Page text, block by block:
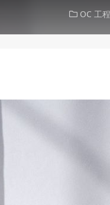
OC 工程